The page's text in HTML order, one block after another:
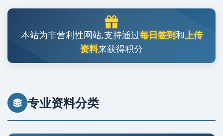
本站为非营利性网站,支持通过每日签到和上传
资料来获得积分
专业资料分类